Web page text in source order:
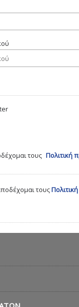
τους Πολιτική
τους